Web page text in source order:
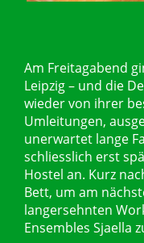
Am Freitagabend
Leipzig – und die
wieder von ihrer
Umleitungen,
unerwartet lange
schliesslich erst
Hostel an. Kurz
Bett, um am
langersehnten
Ensembles Sjaella